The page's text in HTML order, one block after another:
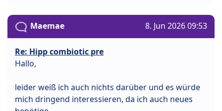
Maemae 8. Jun 2026 09:53
Re: Hipp combiotic pre
Hallo,
leider weiß ich auch nichts darüber und es würde
mich dringend interessieren, da ich auch neues